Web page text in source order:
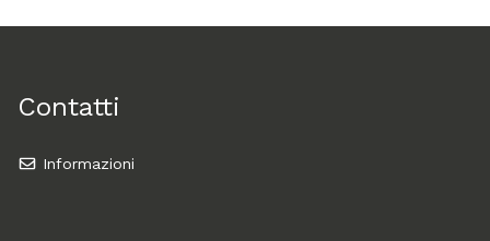
Contatti
Informazioni